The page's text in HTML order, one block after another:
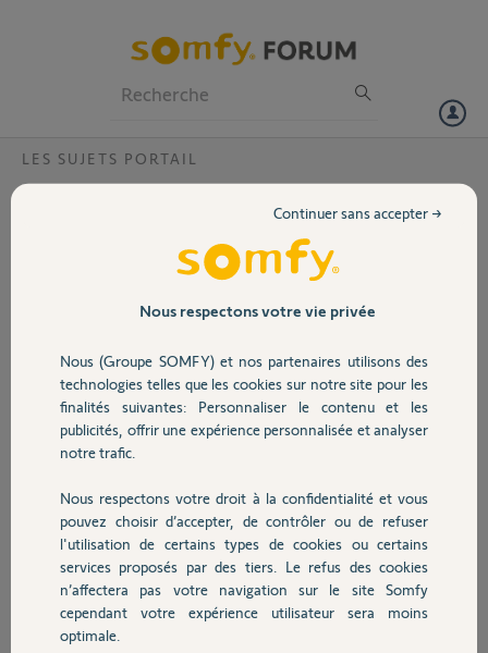
Volet
Sécurité
Domotique
Chauffage
Autres produits
LES SUJETS PORTAIL
Engrenage Z8 cassé sur moteur F847F000
Une porte refusant de s'ouvrir j'ai
démonté le moteur et j'ai trouvé
l'engrenage Z8 cassé pouvez vous
m'en faire parvenir.
Kamal K.
il y a plus de 4 ans
Participer au fil de discussion
Nous respectons votre vie privée
Nous (Groupe SOMFY) et nos partenaires utilisons des
technologies telles que les cookies sur notre site pour les
finalités suivantes: Personnaliser le contenu et les
publicités, offrir une expérience personnalisée et analyser
notre trafic.
Nous respectons votre droit à la confidentialité et vous
pouvez choisir d’accepter, de contrôler ou de refuser
l'utilisation de certains types de cookies ou certains
services proposés par des tiers. Le refus des cookies
n’affectera pas votre navigation sur le site Somfy
cependant votre expérience utilisateur sera moins
optimale.
Continuer sans accepter →